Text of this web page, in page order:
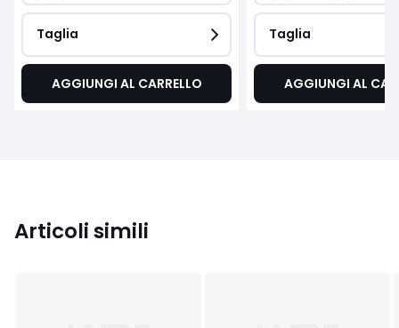
Taglia
AGGIUNGI AL CARRELLO
Taglia
AGGIUNGI AL
Articoli simili